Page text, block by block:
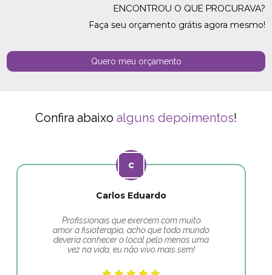
ENCONTROU O QUE PROCURAVA?
Faça seu orçamento grátis agora mesmo!
Quero meu orçamento
Confira abaixo alguns depoimentos!
Carlos Eduardo
Profissionais que exercem com muito
amor a fisioterapia, acho que todo mundo
deveria conhecer o local pelo menos uma
vez na vida, eu não vivo mais sem!